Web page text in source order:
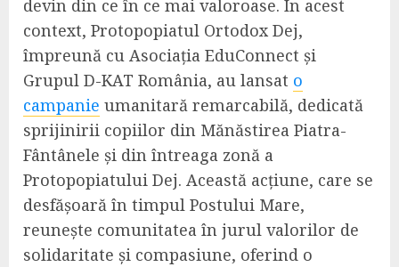
devin din ce în ce mai valoroase. În acest
context, Protopopiatul Ortodox Dej,
împreună cu Asociația EduConnect și
Grupul D-KAT România, au lansat o
campanie umanitară remarcabilă, dedicată
sprijinirii copiilor din Mănăstirea Piatra-
Fântânele și din întreaga zonă a
Protopopiatului Dej. Această acțiune, care se
desfășoară în timpul Postului Mare,
reunește comunitatea în jurul valorilor de
solidaritate și compasiune, oferind o